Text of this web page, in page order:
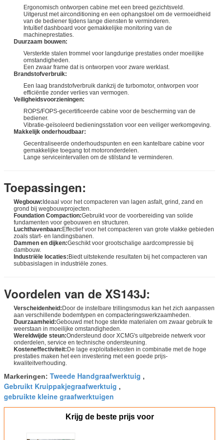
Ergonomisch ontworpen cabine met een breed gezichtsveld.
Uitgerust met airconditioning en een ophangstoel om de vermoeidheid
van de bediener tijdens lange diensten te verminderen.
Intuïtief dashboard voor gemakkelijke monitoring van de
machineprestaties.
Duurzaam bouwen:
Versterkte stalen trommel voor langdurige prestaties onder moeilijke
omstandigheden.
Een zwaar frame dat is ontworpen voor zware werklast.
Brandstofverbruik:
Een laag brandstofverbruik dankzij de turbomotor, ontworpen voor
efficiëntie zonder verlies van vermogen.
Veiligheidsvoorzieningen:
ROPS/FOPS-gecertificeerde cabine voor de bescherming van de
bediener.
Vibratie-geïsoleerd bedieningsstation voor een veiliger werkomgeving.
Makkelijk onderhoudbaar:
Gecentraliseerde onderhoudspunten en een kantelbare cabine voor
gemakkelijke toegang tot motoronderdelen.
Lange serviceintervallen om de stilstand te verminderen.
Toepassingen:
Wegbouw: Ideaal voor het compacteren van lagen asfalt, grind, zand en
grond bij wegbouwprojecten.
Foundation Compaction:Gebruikt voor de voorbereiding van solide
fundamenten voor gebouwen en structuren.
Luchthavenbaan: Effectief voor het compacteren van grote vlakke gebieden
zoals start- en landingsbanen.
Dammen en dijken:Geschikt voor grootschalige aardcompressie bij
dambouw.
Industriële locaties: Biedt uitstekende resultaten bij het compacteren van
subbasislagen in industriële zones.
Voordelen van de XS143J:
Verscheidenheid: Door de instelbare trillingsmodus kan het zich aanpassen
aan verschillende bodemtypen en compacteringswerkzaamheden.
Duurzaamheid:Gebouwd met hoge sterkte materialen om zwaar gebruik te
weerstaan in moeilijke omstandigheden.
Wereldwijde steun:Ondersteund door XCMG's uitgebreide netwerk voor
onderdelen, service en technische ondersteuning.
Kosteneffectiviteit: De lage exploitatiekosten in combinatie met de hoge
prestaties maken het een investering met een goede prijs-
kwaliteitverhouding.
Markeringen: Tweede Handgraafwerktuig ,
Gebruikt Kruippakjegraafwerktuig ,
gebruikte kleine graafwerktuigen
Krijg de beste prijs voor